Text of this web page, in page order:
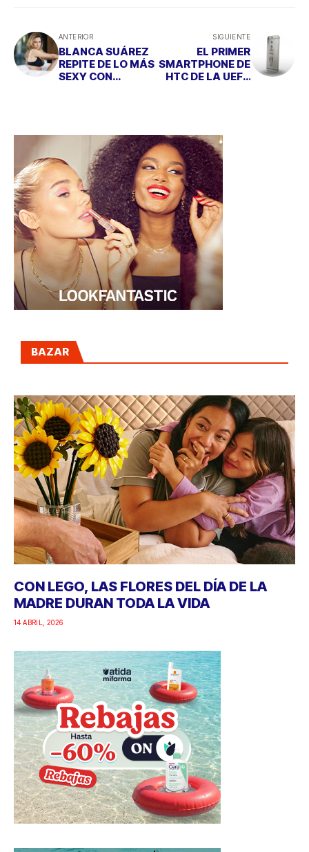
ANTERIOR
BLANCA SUÁREZ
REPITE DE LO MÁS
SEXY CON
SIGUIENTE
EL PRIMER
SMARTPHONE DE
HTC DE LA UEFA
BAZAR
CON LEGO, LAS FLORES DEL DÍA DE LA
MADRE DURAN TODA LA VIDA
14 ABRIL, 2026